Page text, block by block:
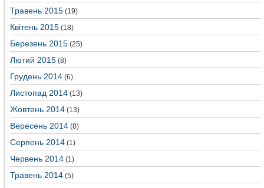
Травень 2015 (19)
Квітень 2015 (18)
Березень 2015 (25)
Лютий 2015 (8)
Грудень 2014 (6)
Листопад 2014 (13)
Жовтень 2014 (13)
Вересень 2014 (8)
Серпень 2014 (1)
Червень 2014 (1)
Травень 2014 (5)